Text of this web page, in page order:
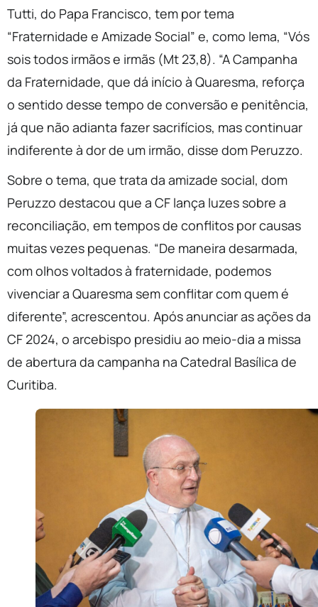
Tutti, do Papa Francisco, tem por tema
“Fraternidade e Amizade Social” e, como lema, “Vós
sois todos irmãos e irmãs (Mt 23,8). “A Campanha
da Fraternidade, que dá início à Quaresma, reforça
o sentido desse tempo de conversão e penitência,
já que não adianta fazer sacrifícios, mas continuar
indiferente à dor de um irmão, disse dom Peruzzo.
Sobre o tema, que trata da amizade social, dom
Peruzzo destacou que a CF lança luzes sobre a
reconciliação, em tempos de conflitos por causas
muitas vezes pequenas. “De maneira desarmada,
com olhos voltados à fraternidade, podemos
vivenciar a Quaresma sem conflitar com quem é
diferente”, acrescentou. Após anunciar as ações da
CF 2024, o arcebispo presidiu ao meio-dia a missa
de abertura da campanha na Catedral Basílica de
Curitiba.